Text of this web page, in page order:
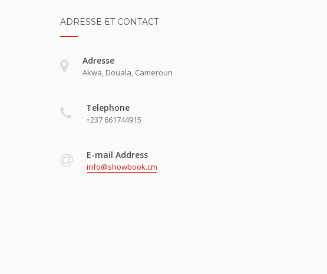
ADRESSE ET CONTACT
Adresse
Akwa, Douala, Cameroun
Telephone
+237 661744915
E-mail Address
info@showbook.cm